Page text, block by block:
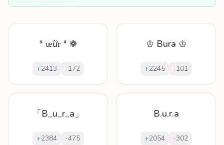
* ᵫữɍ * ❁
+2413 -172
♔ Bura ♔
+2245 -101
「B_u_r_a」
+2384 -475
B.u.r.a
+2054 -302